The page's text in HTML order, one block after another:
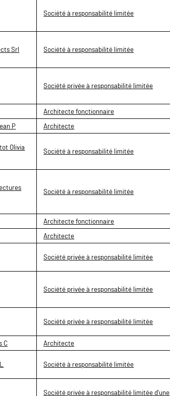
Société à responsabilité limitée
Srl Société à responsabilité limitée
Société privée à responsabilité limitée
Architecte fonctionnaire
P Architecte
Olivia
Société à responsabilité limitée
Société à responsabilité limitée
Architecte fonctionnaire
Architecte
Société privée à responsabilité limitée
Société privée à responsabilité limitée
Société privée à responsabilité limitée
C Architecte
Société à responsabilité limitée
Société privée à responsabilité limitée d'une